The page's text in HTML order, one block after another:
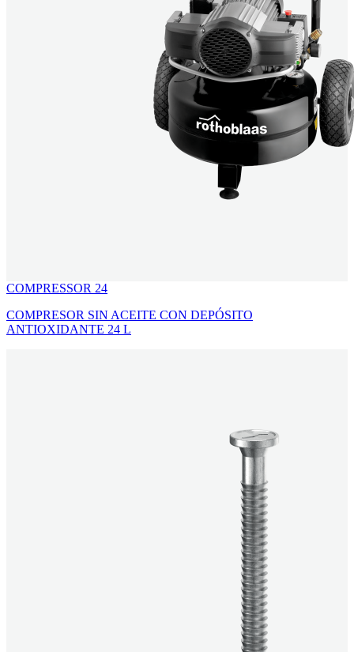
COMPRESSOR 24
COMPRESOR SIN ACEITE CON DEPÓSITO
ANTIOXIDANTE 24 L